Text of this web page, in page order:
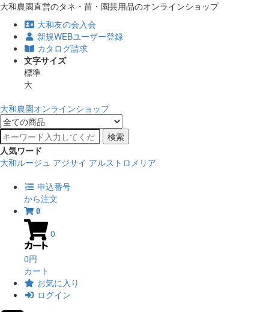
大和農園直営のタネ・苗・園芸用品のオンラインショップ
大和友の会入会
新規WEBユーザー登録
カタログ請求
文字サイズ
標準
大
大和農園オンラインショップ
検索
人気ワード
大和ルージュ アジサイ アルストロメリア
申込番号
から注文
0
0
0円
カート
お気に入り
ログイン